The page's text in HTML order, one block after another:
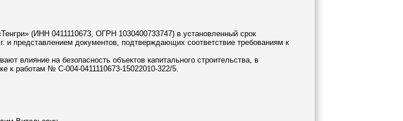
(ИНН 0411110673, ОГРН 1030400733747) в установленный срок
и представлением документов, подтверждающих соответствие требованиям к
влияние на безопасность объектов капитального строительства, в
к работам № С-004-0411110673-15022010-322/5.